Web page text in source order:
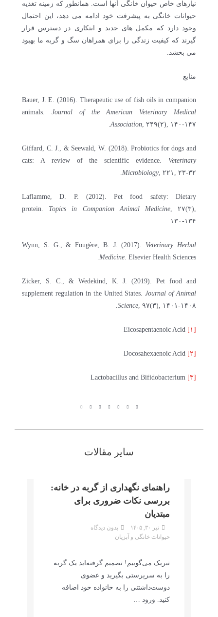
نیازهای خاص حیوان خانگی آنها است. همانطور که زمینه تغذیه
حیوانات خانگی به پیشرفت خود ادامه می دهد، این احتمال
وجود دارد که مکمل های جدید و ابتکاری در دسترس قرار
گیرند که کیفیت زندگی را برای همراهان سگ و گربه ما بهبود
می بخشد.
منابع
Bauer, J. E. (2016). Therapeutic use of fish oils in companion
animals. Journal of the American Veterinary Medical
Association, ۲۴۹(۲), ۱۴۰-۱۴۷.
Giffard, C. J., & Seewald, W. (2018). Probiotics for dogs and
cats: A review of the scientific evidence. Veterinary
Microbiology, ۲۲۱, ۲۳-۳۲.
Laflamme, D. P. (2012). Pet food safety: Dietary
protein. Topics in Companion Animal Medicine, ۲۷(۳),
۱۳۰-۱۳۴.
Wynn, S. G., & Fougère, B. J. (2017). Veterinary Herbal
Medicine. Elsevier Health Sciences.
Zicker, S. C., & Wedekind, K. J. (2019). Pet food and
supplement regulation in the United States.Journal of Animal
Science, ۹۷(۳), ۱۴۰۱-۱۴۰۸.
[۱]
[۲]
[۳]
سایر مقالات
راهنمای نگهداری از گربه در خانه:
بررسی نکات ضروری برای
مبتدیان
تیر ۳۰, ۱۴۰۵
بدون دیدگاه
حیوانات خانگی و آبزیان
تبریک می‌گوییم! تصمیم گرفته‌اید یک گربه
را به سرپرستی بگیرید و عضوی
دوست‌داشتنی را به خانواده خود اضافه
کنید. ورود …